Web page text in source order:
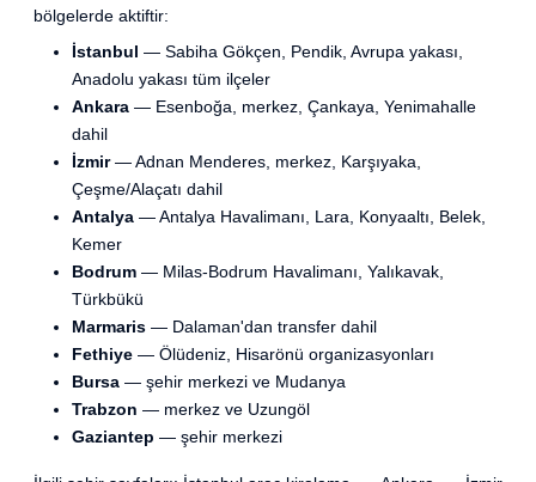
bölgelerde aktiftir:
İstanbul — Sabiha Gökçen, Pendik, Avrupa yakası,
Anadolu yakası tüm ilçeler
Ankara — Esenboğa, merkez, Çankaya, Yenimahalle
dahil
İzmir— Adnan Menderes, merkez, Karşıyaka,
Çeşme/Alaçatı dahil
Antalya — Antalya Havalimanı, Lara, Konyaaltı, Belek,
Kemer
Bodrum — Milas-Bodrum Havalimanı, Yalıkavak,
Türkbükü
Marmaris — Dalaman'dan transfer dahil
Fethiye — Ölüdeniz, Hisarönü organizasyonları
Bursa — şehir merkezi ve Mudanya
Trabzon — merkez ve Uzungöl
Gaziantep — şehir merkezi